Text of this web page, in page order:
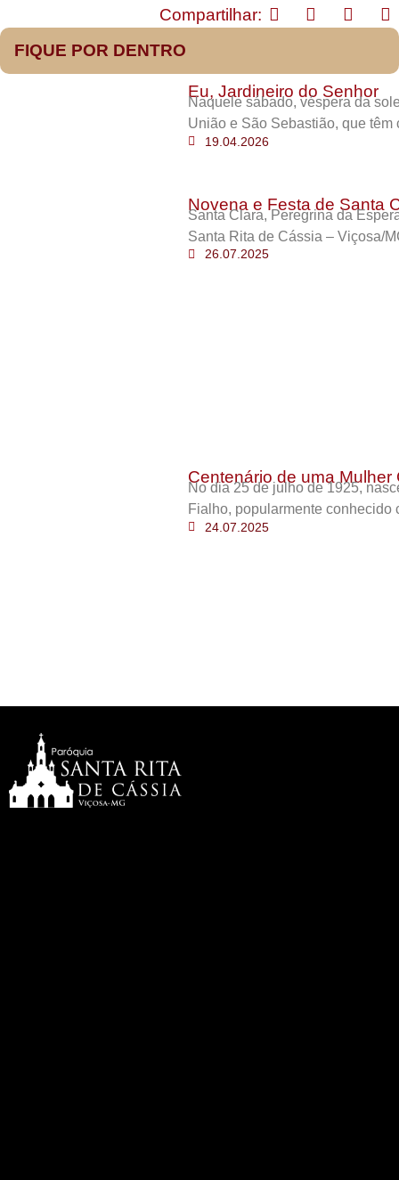
Compartilhar:
FIQUE POR DENTRO
Eu, Jardineiro do Senhor
Naquele sábado, véspera da
União e São Sebastião, que têm
19.04.2026
Novena e Festa de Santa
Santa Clara, Peregrina da
Santa Rita de Cássia – Viçosa/
26.07.2025
Centenário de uma Mulher
No dia 25 de julho de 1925,
Fialho, popularmente conhecido
24.07.2025